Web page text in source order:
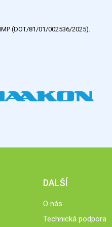
(DOT/81/01/002536/2025).
DALŠÍ
O nás
Technická podpora